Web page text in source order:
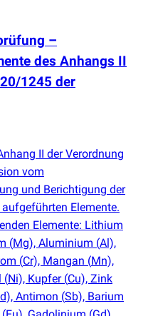
–
des Anhangs II
1245 der
II der Verordnung
vom
und Berichtigung der
Elemente.
Elemente: Lithium
(Mg), Aluminium (Al),
(Cr), Mangan (Mn),
(Ni), Kupfer (Cu), Zink
Antimon (Sb), Barium